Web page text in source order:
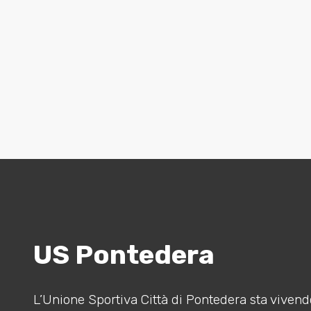
US Pontedera
L’Unione Sportiva Città di Pontedera sta